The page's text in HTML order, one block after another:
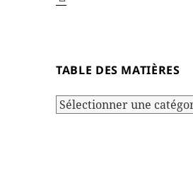
TABLE DES MATIÈRES
Table